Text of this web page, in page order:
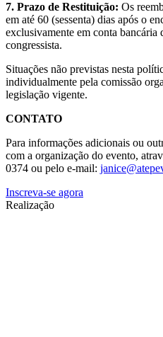
7. Prazo de Restituição: Os
em até 60 (sessenta) dias após o
exclusivamente em conta
congressista.
Situações não previstas nesta
individualmente pela comissão
legislação vigente.
CONTATO
Para informações adicionais ou
com a organização do evento,
0374 ou pelo e-mail:
Inscreva-se agora
Realização